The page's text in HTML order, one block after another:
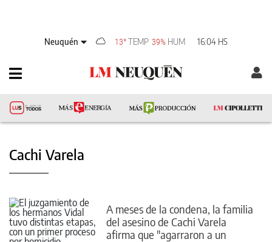
Neuquén 13°TEMP 39% HUM 16:04 HS
Cachi Varela
A meses de la condena, la familia
del asesino de Cachi Varela
afirma que "agarraron a un